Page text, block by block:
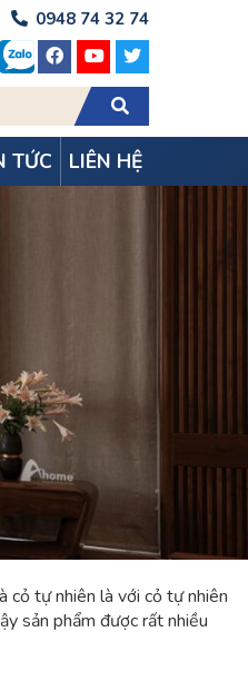
0948 74 32 74
TỨC LIÊN HỆ
cỏ tự nhiên là với cỏ tự nhiên
sản phẩm được rất nhiều